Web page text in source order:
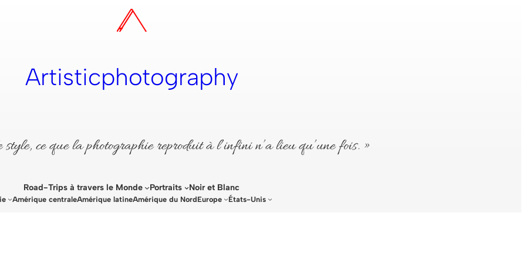
Artisticphotography
ce que la photographie reproduit à l’infini n’a lieu qu’une fois. »
Road-Trips à travers le Monde Portraits Noir et Blanc
Amérique centraleAmérique latineAmérique du NordEurope États-Unis